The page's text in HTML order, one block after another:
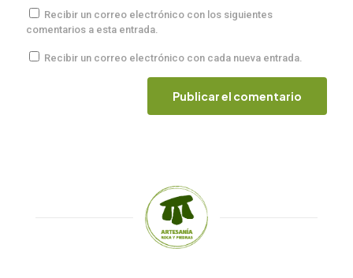
Recibir un correo electrónico con los siguientes
comentarios a esta entrada.
Recibir un correo electrónico con cada nueva entrada.